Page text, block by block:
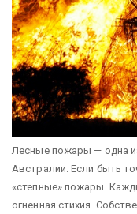
Лесные пожары — одна
Австралии. Если быть
«степные» пожары.
огненная стихия.